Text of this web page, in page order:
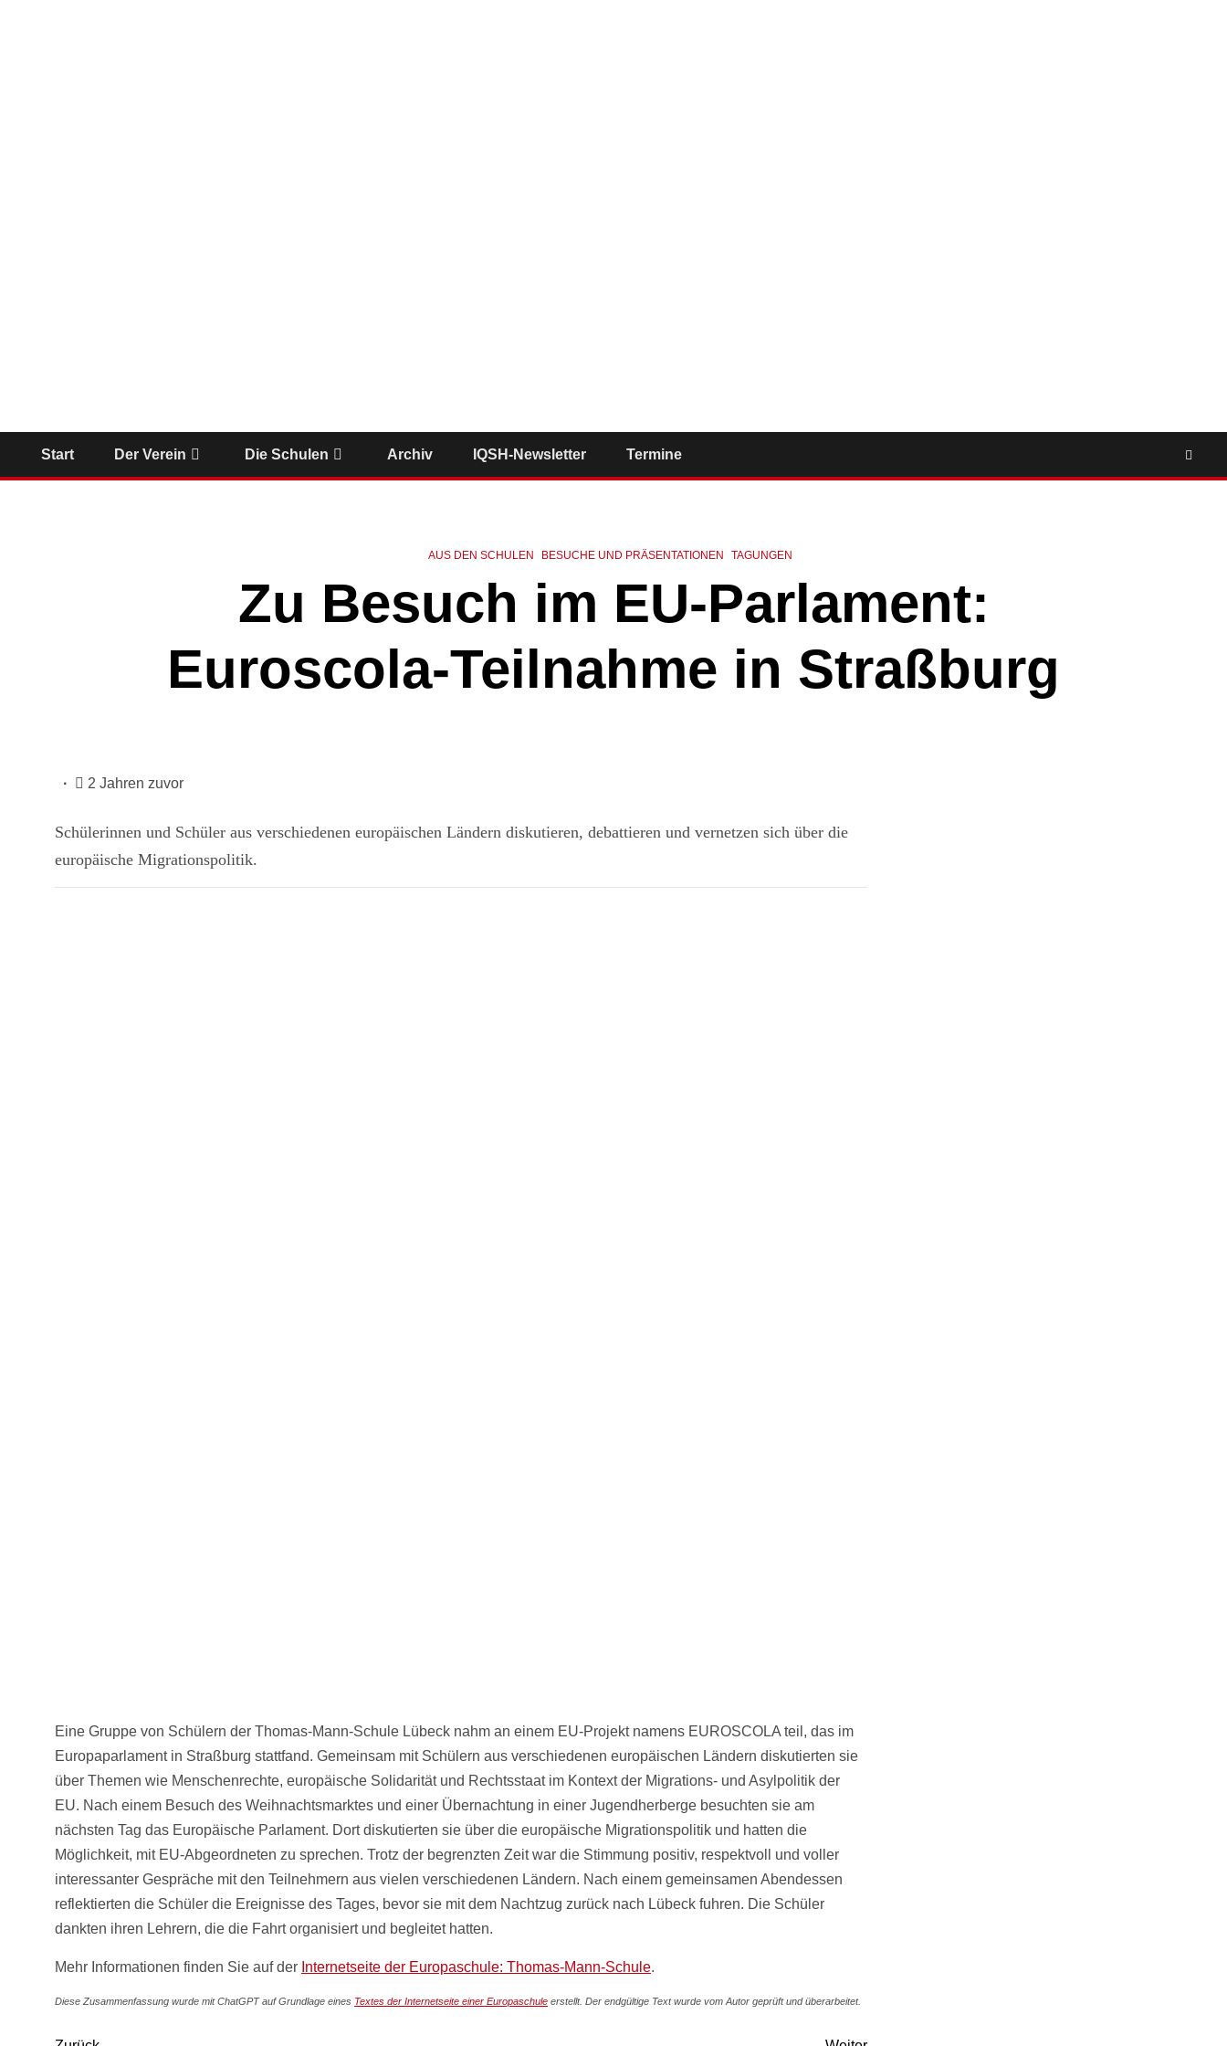
Start Der Verein Die Schulen Archiv IQSH-Newsletter Termine
AUS DEN SCHULEN BESUCHE UND PRÄSENTATIONEN TAGUNGEN
Zu Besuch im EU-Parlament:
Euroscola-Teilnahme in Straßburg
2 Jahren zuvor
Schülerinnen und Schüler aus verschiedenen europäischen Ländern diskutieren, debattieren und vernetzen sich über die
europäische Migrationspolitik.
Eine Gruppe von Schülern der Thomas-Mann-Schule Lübeck nahm an einem EU-Projekt namens EUROSCOLA teil, das im
Europaparlament in Straßburg stattfand. Gemeinsam mit Schülern aus verschiedenen europäischen Ländern diskutierten sie
über Themen wie Menschenrechte, europäische Solidarität und Rechtsstaat im Kontext der Migrations- und Asylpolitik der
EU. Nach einem Besuch des Weihnachtsmarktes und einer Übernachtung in einer Jugendherberge besuchten sie am
nächsten Tag das Europäische Parlament. Dort diskutierten sie über die europäische Migrationspolitik und hatten die
Möglichkeit, mit EU-Abgeordneten zu sprechen. Trotz der begrenzten Zeit war die Stimmung positiv, respektvoll und voller
interessanter Gespräche mit den Teilnehmern aus vielen verschiedenen Ländern. Nach einem gemeinsamen Abendessen
reflektierten die Schüler die Ereignisse des Tages, bevor sie mit dem Nachtzug zurück nach Lübeck fuhren. Die Schüler
dankten ihren Lehrern, die die Fahrt organisiert und begleitet hatten.
Mehr Informationen finden Sie auf der Internetseite der Europaschule: Thomas-Mann-Schule.
Diese Zusammenfassung wurde mit ChatGPT auf Grundlage eines Textes der Internetseite einer Europaschule erstellt. Der endgültige Text wurde vom Autor geprüft und überarbeitet.